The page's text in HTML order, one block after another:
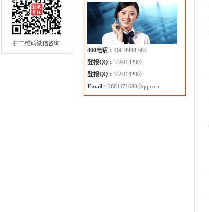
400电话： 400-9988-684
登报QQ： 3390142007
登报QQ： 3390142007
Email： 2681171680@qq.com
扫二维码微信咨询